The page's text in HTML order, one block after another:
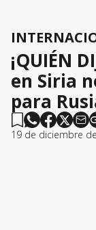
¡QUIÉN
en Siria
para
19 de diciembre